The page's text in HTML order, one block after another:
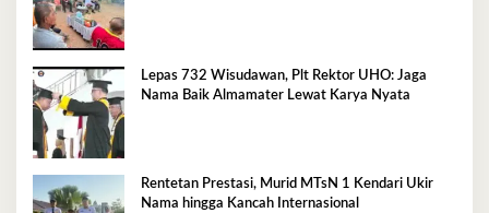
Lepas 732 Wisudawan, Plt Rektor UHO: Jaga
Nama Baik Almamater Lewat Karya Nyata
Rentetan Prestasi, Murid MTsN 1 Kendari Ukir
Nama hingga Kancah Internasional